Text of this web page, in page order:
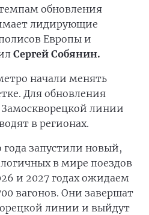
обновления
лидирующие
Европы и
Сергей Собянин.
начали менять
Для обновления
линии
в регионах.
года запустили новый,
в мире поездов
и 2027 годах ожидаем
вагонов. Они завершат
линии и выйдут